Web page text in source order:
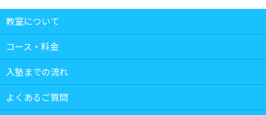
教室について
コース・料金
入塾までの流れ
よくあるご質問